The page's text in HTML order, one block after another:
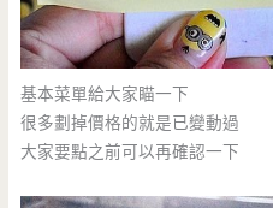
基本菜單給大家瞄一下
很多劃掉價格的就是已變動過
大家要點之前可以再確認一下